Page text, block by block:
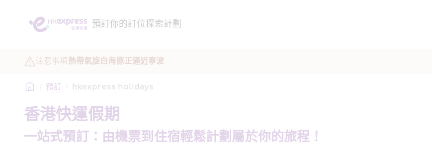
預訂你的訂位探索計劃
注意事項熱帶氣旋白海豚正逼近寧波
/ 預訂 / hkexpress holidays
香港快運假期
一站式預訂：由機票到住宿輕鬆計劃屬於你的旅程！